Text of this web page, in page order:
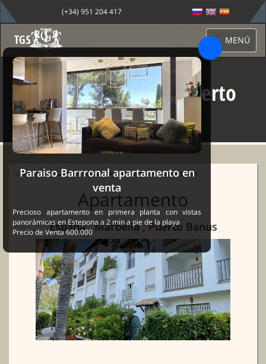
(+34) 951 204 417
MENÚ
Apartamentos en Puerto
banus
Sale Marbella→Propiedades→ Apartamentos en Puerto banus
Apartamento
España , Marbella , Puerto Banus
Paraiso Barrronal apartamento en
venta
Precioso apartamento en primera planta con vistas
panorámicas en Estepona a 2 min a pie de la playa
Precio de Venta 600.000